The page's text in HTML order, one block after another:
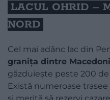
​LACUL OHRID –
NORD
Cel mai adânc lac din
granița dintre
găzduiește peste 200
Există numeroase